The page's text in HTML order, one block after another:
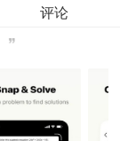
评论